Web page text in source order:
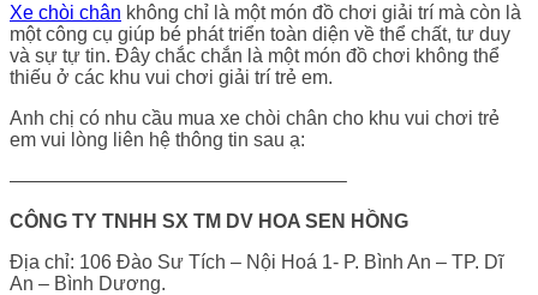
Xe chòi chân không chỉ là một món đồ chơi giải trí mà còn là
một công cụ giúp bé phát triển toàn diện về thể chất, tư duy
và sự tự tin. Đây chắc chắn là một món đồ chơi không thể
thiếu ở các khu vui chơi giải trí trẻ em.
Anh chị có nhu cầu mua xe chòi chân cho khu vui chơi trẻ
em vui lòng liên hệ thông tin sau ạ:
—————————————————–
CÔNG TY TNHH SX TM DV HOA SEN HỒNG
Địa chỉ: 106 Đào Sư Tích – Nội Hoá 1- P. Bình An – TP. Dĩ
An – Bình Dương.